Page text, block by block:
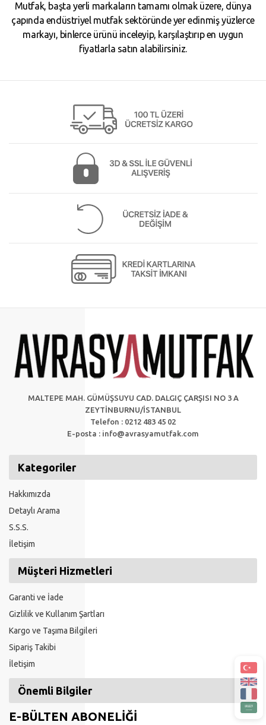
Mutfak, başta yerli markaların tamamı olmak üzere, dünya
çapında endüstriyel mutfak sektöründe yer edinmiş yüzlerce
markayı, binlerce ürünü inceleyip, karşılaştırıp en uygun
fiyatlarla satın alabilirsiniz.
MALTEPE MAH. GÜMÜŞSUYU CAD. DALGIÇ ÇARŞISI NO 3 A
ZEYTİNBURNU/İSTANBUL
Telefon : 0212 483 45 02
E-posta : info@avrasyamutfak.com
Kategoriler
Hakkımızda
Detaylı Arama
S.S.S.
İletişim
Müşteri Hizmetleri
Garanti ve İade
Gizlilik ve Kullanım Şartları
Kargo ve Taşıma Bilgileri
Sipariş Takibi
İletişim
Önemli Bilgiler
E-BÜLTEN ABONELİĞİ